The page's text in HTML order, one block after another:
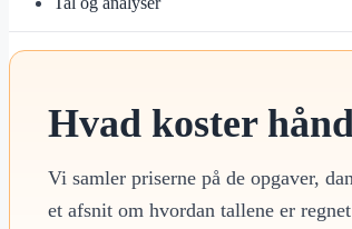
Hvad koster
Vi samler priserne på de opgaver,
et afsnit om hvordan tallene er